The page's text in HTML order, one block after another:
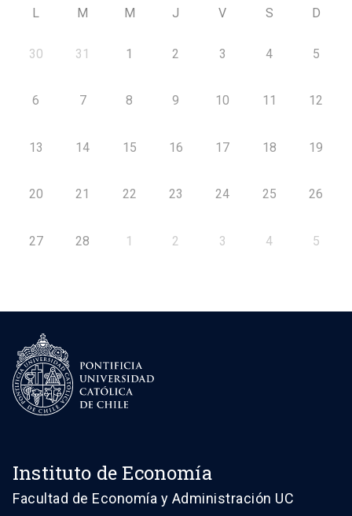
L M M J V S D
30 31 1 2 3 4 5
6 7 8 9 10 11 12
13 14 15 16 17 18 19
20 21 22 23 24 25 26
27 28 1 2 3 4 5
Instituto de Economía
Facultad de Economía y Administración UC